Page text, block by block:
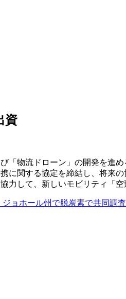
資
「物流ドローン」の開発を進
に関する協定を締結し、将来
して、新しいモビリティ「空
ョホール州で脱炭素で共同調査